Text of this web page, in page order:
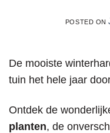
POSTED ON
De mooiste
tuin het hele jaar
Ontdek de
planten, de